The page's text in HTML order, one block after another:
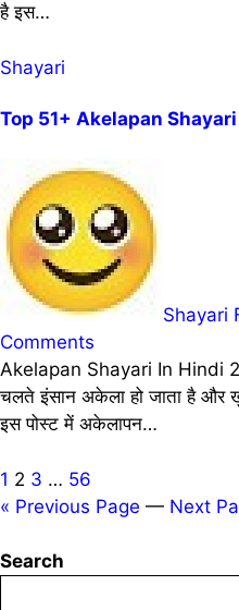
है इस…
Shayari
Top 51+ Akelapan Shayari
Shayari
Comments
Akelapan Shayari In Hindi 2 Line – कुछ ऐसी परिस्थितियों के
चलते इंसान अकेला हो जाता है और
इस पोस्ट में अकेलापन…
Posts
pagination
1 2 3 … 56
« Previous Page — Next
Search